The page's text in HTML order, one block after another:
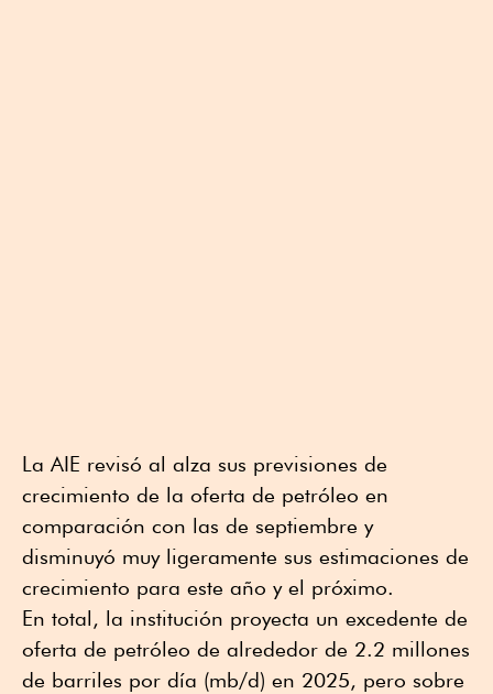
La AIE revisó al alza sus previsiones de
crecimiento de la oferta de petróleo en
comparación con las de septiembre y
disminuyó muy ligeramente sus estimaciones de
crecimiento para este año y el próximo.
En total, la institución proyecta un excedente de
oferta de petróleo de alrededor de 2.2 millones
de barriles por día (mb/d) en 2025, pero sobre